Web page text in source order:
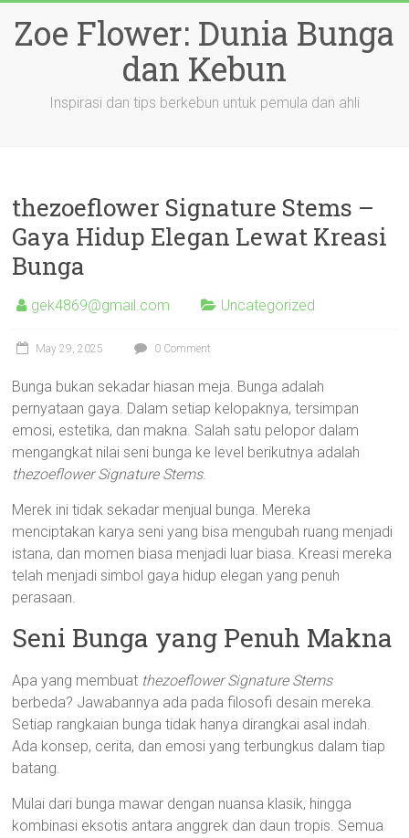
content
Zoe Flower: Dunia Bunga
dan Kebun
Inspirasi dan tips berkebun untuk pemula dan ahli
thezoeflower Signature Stems –
Gaya Hidup Elegan Lewat Kreasi
Bunga
gek4869@gmail.com Uncategorized
May 29, 2025 0 Comment
Bunga bukan sekadar hiasan meja. Bunga adalah
pernyataan gaya. Dalam setiap kelopaknya, tersimpan
emosi, estetika, dan makna. Salah satu pelopor dalam
mengangkat nilai seni bunga ke level berikutnya adalah
thezoeflower Signature Stems.
Merek ini tidak sekadar menjual bunga. Mereka
menciptakan karya seni yang bisa mengubah ruang menjadi
istana, dan momen biasa menjadi luar biasa. Kreasi mereka
telah menjadi simbol gaya hidup elegan yang penuh
perasaan.
Seni Bunga yang Penuh Makna
Apa yang membuat thezoeflower Signature Stems
berbeda? Jawabannya ada pada filosofi desain mereka.
Setiap rangkaian bunga tidak hanya dirangkai asal indah.
Ada konsep, cerita, dan emosi yang terbungkus dalam tiap
batang.
Mulai dari bunga mawar dengan nuansa klasik, hingga
kombinasi eksotis antara anggrek dan daun tropis. Semua